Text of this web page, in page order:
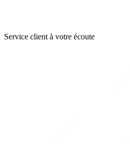
Service client à votre écoute